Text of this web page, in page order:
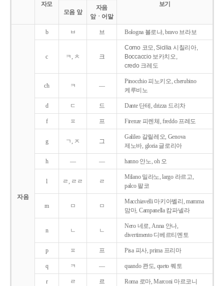
자모
보기
모음 앞
자음
앞ㆍ어말
자음
b ㅂ 브 Bologna 볼로냐, bravo 브라보
c ㅋ, ㅊ 크
Como 코모, Sicilia 시칠리아,
Boccaccio 보카치오,
credo 크레도
ch ㅋ ―
Pinocchio 피노키오, cherubino
케루비노
d ㄷ 드 Dante 단테, drizza 드리차
f ㅍ 프 Firenze 피렌체, freddo 프레도
g ㄱ, ㅈ 그
Galileo 갈릴레오, Genova
제노바, gloria 글로리아
h ― ― hanno 안노, oh 오
l ㄹ, ㄹㄹ ㄹ
Milano 밀라노, largo 라르고,
palco 팔코
m ㅁ ㅁ
Macchiavelli 마키아벨리, mamma
맘마, Campanella 캄파넬라
n ㄴ ㄴ
Nero 네로, Anna 안나,
divertimento 디베르티멘토
p ㅍ 프 Pisa 피사, prima 프리마
q ㅋ ― quando 콴도, queto 퀘토
r ㄹ 르 Roma 로마, Marconi 마르코니